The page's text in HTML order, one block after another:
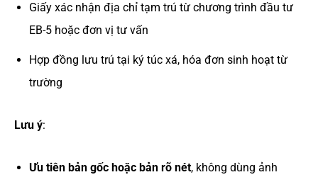
Giấy xác nhận địa chỉ tạm trú từ chương trình đầu tư
EB-5 hoặc đơn vị tư vấn
Hợp đồng lưu trú tại ký túc xá, hóa đơn sinh hoạt từ
trường
Lưu ý:
Ưu tiên bản gốc hoặc bản rõ nét, không dùng ảnh